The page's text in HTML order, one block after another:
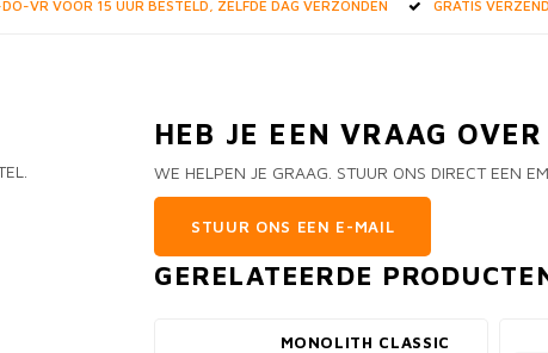
VR VOOR 15 UUR BESTELD, ZELFDE DAG VERZONDEN GRATIS
HEB JE EEN VRAAG
WE HELPEN JE GRAAG. STUUR ONS DIRECT EEN
STUUR ONS EEN E-MAIL
GERELATEERDE
MONOLITH CLASSIC